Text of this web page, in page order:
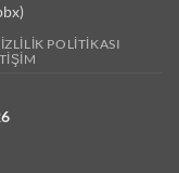
POLITIKASI